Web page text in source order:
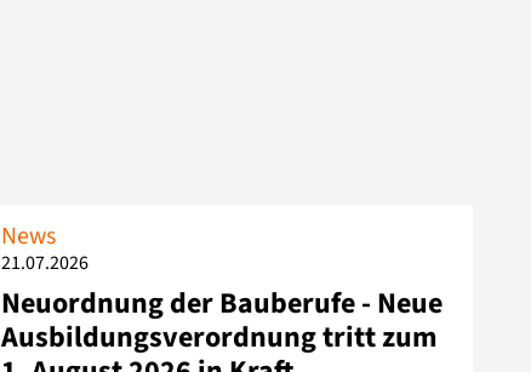
News
21.07.2026
Neuordnung der Bauberufe - Neue
Ausbildungsverordnung tritt zum